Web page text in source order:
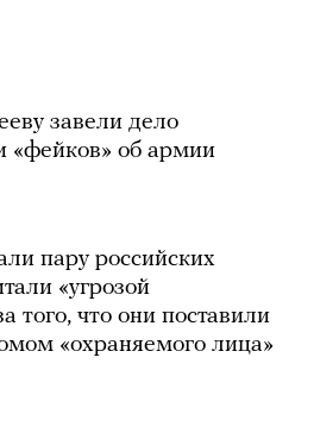
завели дело
«фейков» об армии
пару российских
«угрозой
того, что они поставили
«охраняемого лица»